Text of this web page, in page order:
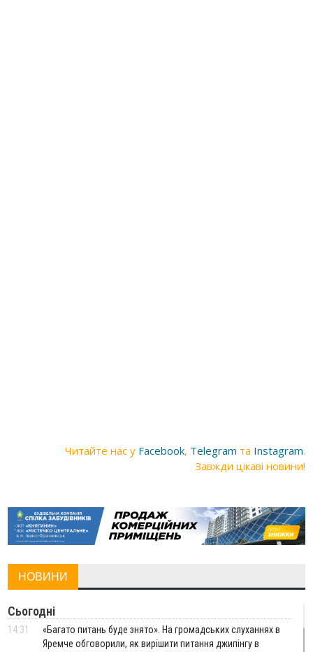
Читайте нас у Facebook, Telegram та Instagram.
Завжди цікаві новини!
НОВИНИ
Сьогодні
14:31
«Багато питань буде знято». На громадських слуханнях в
Яремче обговорили, як вирішити питання джипінгу в